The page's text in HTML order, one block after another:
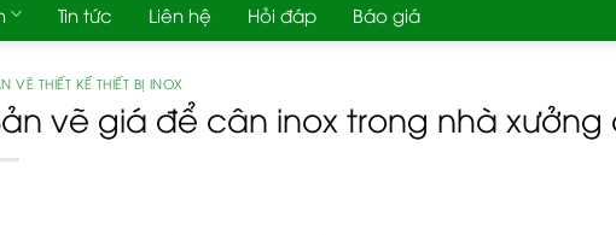
Tin tức Liên hệ Hỏi đáp Báo giá
VẼ THIẾT KẾ THIẾT BỊ INOX
vẽ giá để cân inox trong nhà